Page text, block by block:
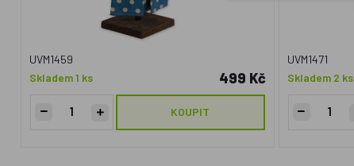
UVM1459
Skladem 1 ks
499 Kč
KOUPIT
UVM1471
Skladem 2 ks